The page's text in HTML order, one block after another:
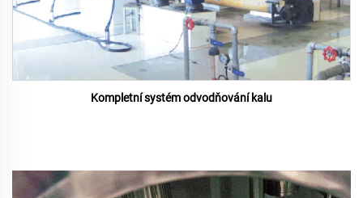
Kompletní systém odvodňování kalu